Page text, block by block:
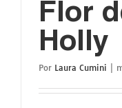
Flor
Holly
Por Laura Cumini